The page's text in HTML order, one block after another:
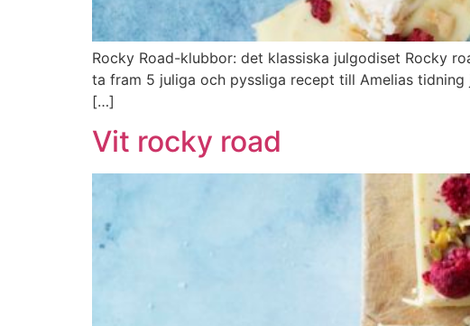
Rocky Road-klubbor: det klassiska julgodiset Rocky
ta fram 5 juliga och pyssliga recept till Amelias
[…]
Vit rocky road